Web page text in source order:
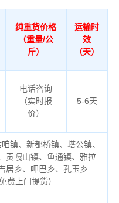
纯重货价格
（重量/公
斤）
运输时
效
（天）
电话咨询
（实时报
价）
5-6天
镇、新都桥镇、塔公镇、
贡嘎山镇、鱼通镇、雅拉
居乡、呷巴乡、孔玉乡
费上门提货）